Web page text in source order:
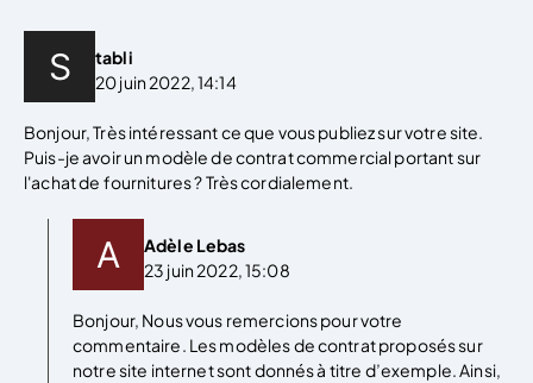
tabli
20 juin 2022, 14:14
Bonjour, Très intéressant ce que vous publiez sur votre site.
Puis-je avoir un modèle de contrat commercial portant sur
l'achat de fournitures ? Très cordialement.
Adèle Lebas
23 juin 2022, 15:08
Bonjour, Nous vous remercions pour votre
commentaire. Les modèles de contrat proposés sur
notre site internet sont donnés à titre d’exemple. Ainsi,